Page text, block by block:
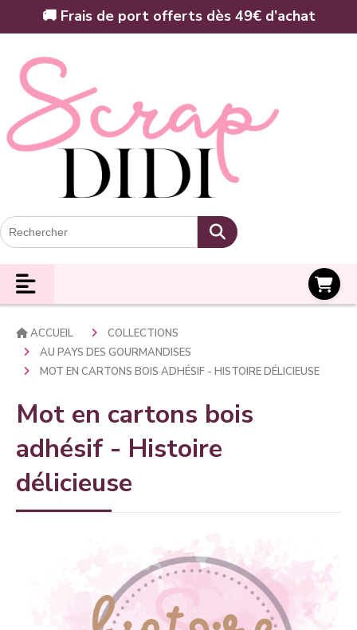
🚚 Frais de port offerts dès 49€ d’achat
ACCUEIL
COLLECTIONS
AU PAYS DES GOURMANDISES
MOT EN CARTONS BOIS ADHÉSIF - HISTOIRE DÉLICIEUSE
Mot en cartons bois
adhésif - Histoire
délicieuse